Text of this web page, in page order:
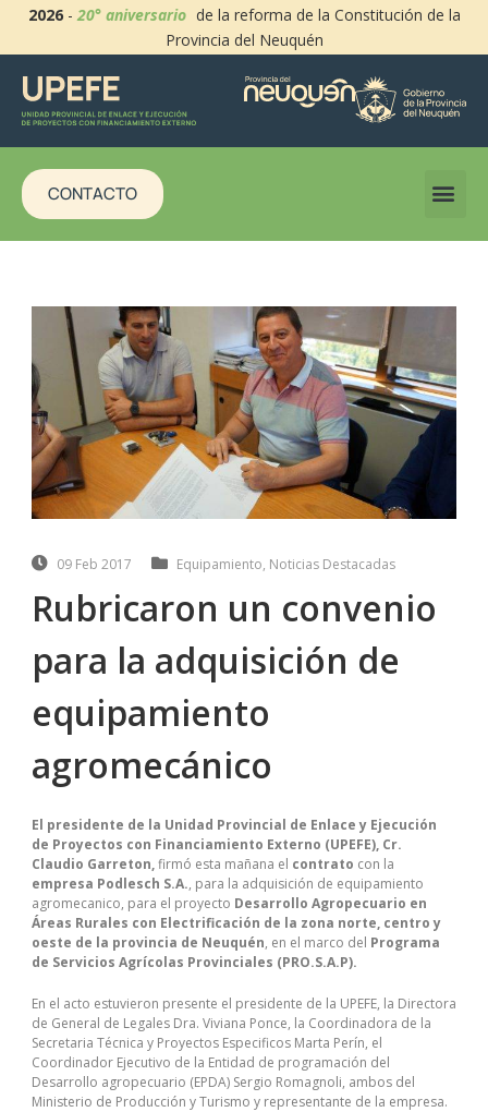
2026-20° aniversario de la reforma de la Constitución de la
Provincia del Neuquén
CONTACTO
09 Feb 2017 Equipamiento, Noticias Destacadas
Rubricaron un convenio
para la adquisición de
equipamiento
agromecánico
El presidente de la Unidad Provincial de Enlace y Ejecución
de Proyectos con Financiamiento Externo (UPEFE), Cr.
Claudio Garreton,firmó esta mañana el contrato con la
empresa Podlesch S.A., para la adquisición de equipamiento
agromecanico, para el proyecto Desarrollo Agropecuario en
Áreas Rurales con Electrificación de la zona norte, centro y
oeste de la provincia de Neuquén, en el marco del Programa
de Servicios Agrícolas Provinciales (PRO.S.A.P).
En el acto estuvieron presente el presidente de la UPEFE, la Directora
de General de Legales Dra. Viviana Ponce, la Coordinadora de la
Secretaria Técnica y Proyectos Especificos Marta Perín, el
Coordinador Ejecutivo de la Entidad de programación del
Desarrollo agropecuario (EPDA) Sergio Romagnoli, ambos del
Ministerio de Producción y Turismo y representante de la empresa.